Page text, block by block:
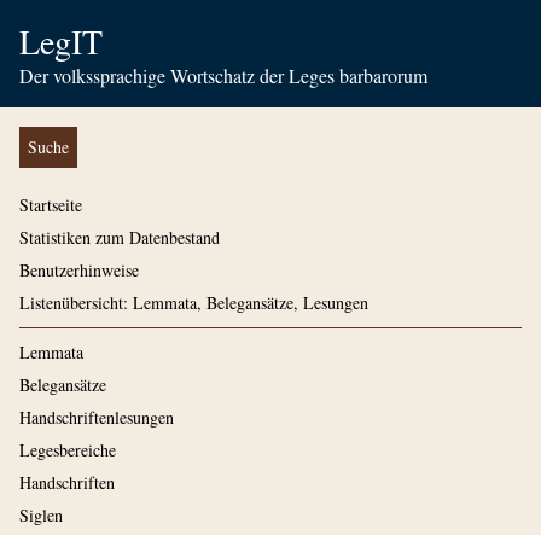
LegIT
Der volkssprachige Wortschatz der Leges barbarorum
Suche
Startseite
Statistiken zum Datenbestand
Benutzerhinweise
Listenübersicht: Lemmata, Belegansätze, Lesungen
Lemmata
Belegansätze
Handschriftenlesungen
Legesbereiche
Handschriften
Siglen